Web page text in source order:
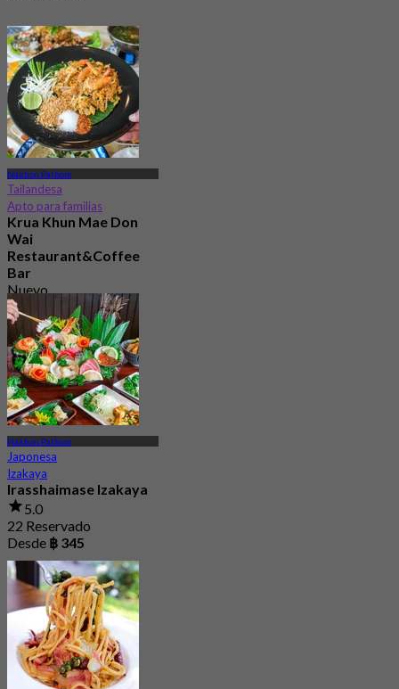
Nakhon Pathom
Tailandesa
Apto para familias
Krua Khun Mae Don
Wai
Restaurant&Coffee
Bar
Nuevo
Desde฿ 306.66
Nakhon Pathom
Japonesa
Izakaya
Irasshaimase Izakaya
5.0
22 Reservado
Desde ฿ 345